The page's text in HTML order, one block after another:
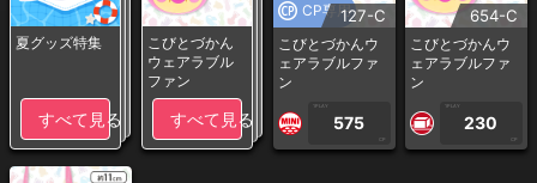
夏グッズ特集
すべて見る
こびとづかん
ウェアラブル
ファン
すべて見る
CP専用127-C
こびとづかんウ
ェアラブルファ
ン
1PLAY
575
CP
654-C
こびとづかんウ
ェアラブルファ
ン
1PLAY
230
CP